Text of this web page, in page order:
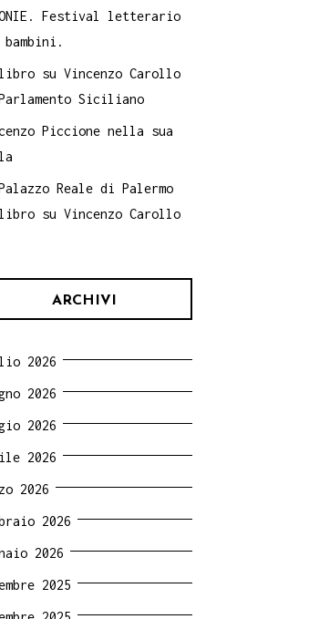
Festival letterario
bambini.
su Vincenzo Carollo
Siciliano
Piccione nella sua
Reale di Palermo
su Vincenzo Carollo
ARCHIVI
2026
2026
2026
2026
2026
2026
2026
2025